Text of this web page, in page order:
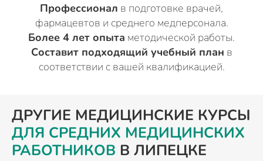
Профессионал в подготовке врачей,
фармацевтов и среднего медперсонала.
Более 4 лет опыта методической работы.
Составит подходящий учебный план в
соответствии с вашей квалификацией.
ДРУГИЕ МЕДИЦИНСКИЕ КУРСЫ
ДЛЯ СРЕДНИХ МЕДИЦИНСКИХ
РАБОТНИКОВ В ЛИПЕЦКЕ